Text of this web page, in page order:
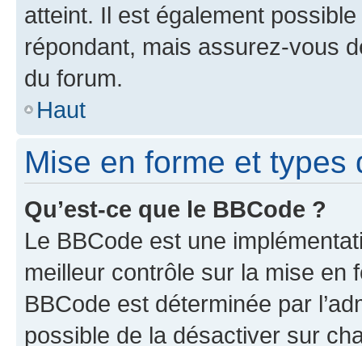
atteint. Il est également
répondant, mais assurez-vous
du forum.
Haut
Mise en forme et types
Qu’est-ce que le BBCode ?
Le BBCode est une
meilleur contrôle sur la mise en
BBCode est déterminée par
possible de la désactiver sur